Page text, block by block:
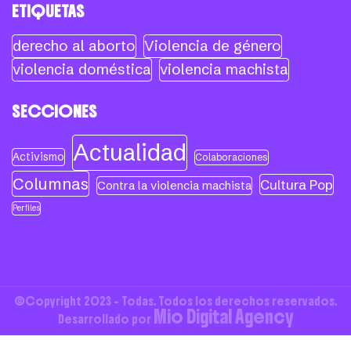
ETIQUETAS
derecho al aborto Violencia de género
violencia doméstica violencia machista
SECCIONES
Activismo Actualidad Colaboraciones
Columnas Contra la violencia machista Cultura Pop
Perfiles
©Copyright 2023 - Todas. Todos los derechos reservados.
Desarrollado por Mio Digital Agency